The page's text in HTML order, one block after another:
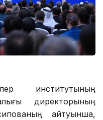
институтының
директорының
айтуынша,